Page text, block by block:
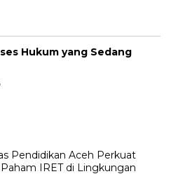
Hukum yang Sedang